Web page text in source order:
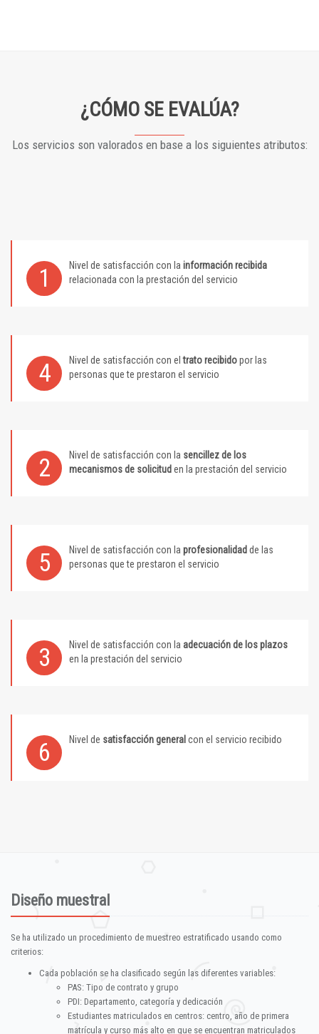
¿CÓMO SE EVALÚA?
Los servicios son valorados en base a los siguientes atributos:
1 Nivel de satisfacción con la información recibida
relacionada con la prestación del servicio
4 Nivel de satisfacción con eltrato recibidopor las
personas que te prestaron el servicio
2 Nivel de satisfacción con la sencillez de los
mecanismos de solicitud en la prestación del servicio
5 Nivel de satisfacción con la profesionalidad de las
personas que te prestaron el servicio
3 Nivel de satisfacción con la adecuación de los plazos
en la prestación del servicio
6 Nivel de satisfacción general con el servicio recibido
Diseño muestral
Se ha utilizado un procedimiento de muestreo estratificado usando como
criterios:
Cada población se ha clasificado según las diferentes variables:
PAS: Tipo de contrato y grupo
PDI: Departamento, categoría y dedicación
Estudiantes matriculados en centros: centro, año de primera
matrícula y curso más alto en que se encuentran matriculados